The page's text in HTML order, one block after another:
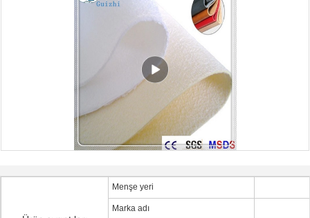
Menşe yeri
Marka adı